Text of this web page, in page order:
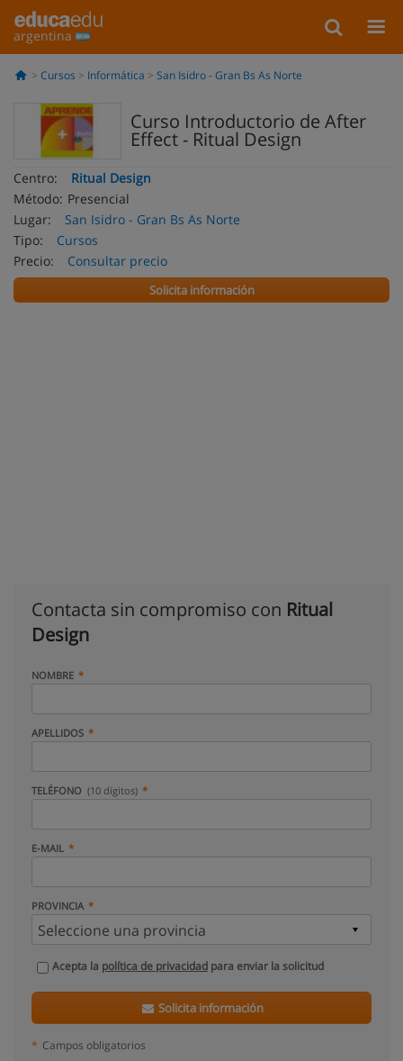
argentina
Cursos Informática San Isidro - Gran Bs As Norte
Curso Introductorio de After
Effect - Ritual Design
Centro:
Ritual Design
Método: Presencial
Lugar:
San Isidro - Gran Bs As Norte
Tipo:
Cursos
Precio:
Consultar precio
Solicita información
Contacta sin compromiso con Ritual
Design
NOMBRE
APELLIDOS
TELÉFONO (10 dígitos)
E-MAIL
PROVINCIA
Acepta la política de privacidad para enviar la solicitud
Solicita información
* Campos obligatorios